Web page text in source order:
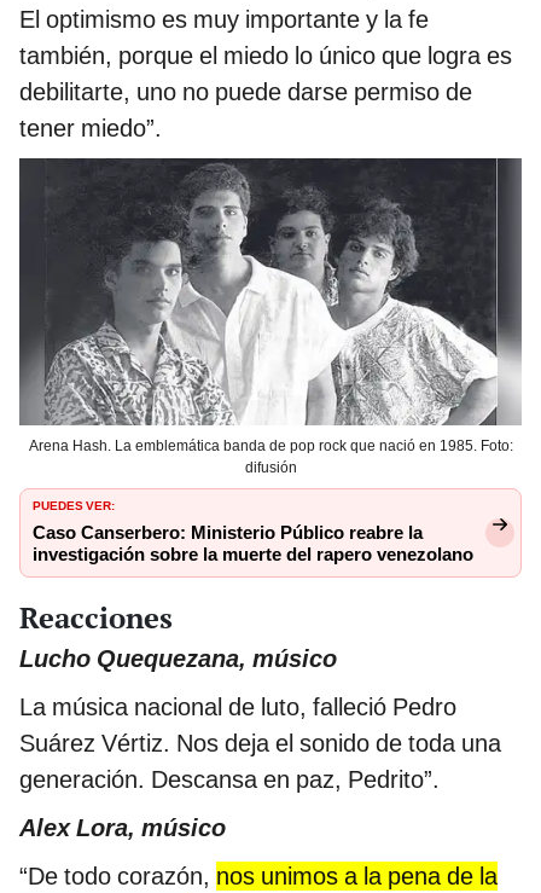
El optimismo es muy importante y la fe
también, porque el miedo lo único que logra es
debilitarte, uno no puede darse permiso de
tener miedo”.
Arena Hash. La emblemática banda de pop rock que nació en 1985. Foto:
difusión
PUEDES VER:
Caso Canserbero: Ministerio Público reabre la
investigación sobre la muerte del rapero venezolano
Reacciones
Lucho Quequezana, músico
La música nacional de luto, falleció Pedro
Suárez Vértiz. Nos deja el sonido de toda una
generación. Descansa en paz, Pedrito”.
Alex Lora, músico
“De todo corazón, nos unimos a la pena de la